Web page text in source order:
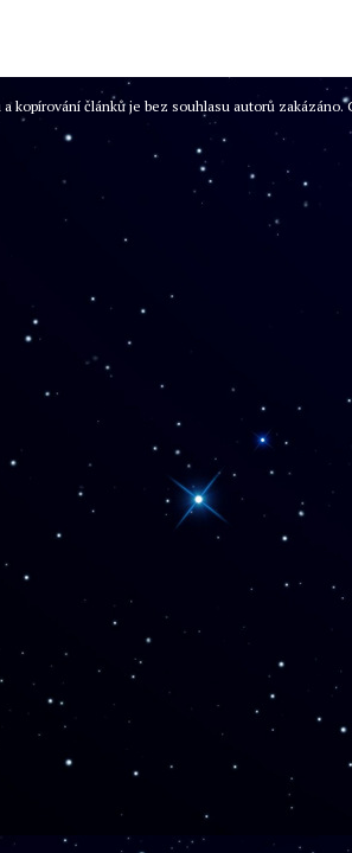
a kopírování článků je bez souhlasu autorů